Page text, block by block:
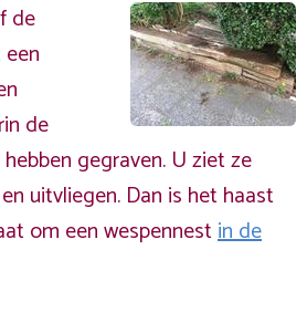
de
de
gegraven. U ziet ze
uitvliegen. Dan is het haast
om een wespennestin de